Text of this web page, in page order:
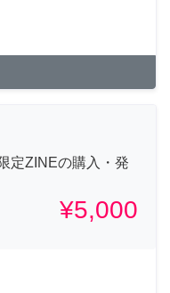
定ZINEの購入・発
¥5,000